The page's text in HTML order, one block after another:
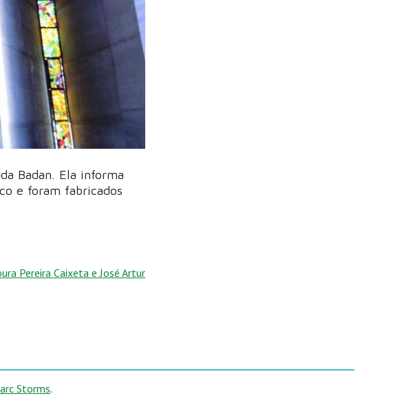
Badan. Ela informa
e foram fabricados
Pereira Caixeta e José Artur
Storms.